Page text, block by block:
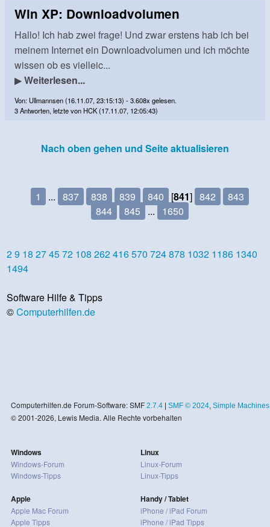
Win XP: Downloadvolumen
Hallo! Ich hab zwei frage! Und zwar erstens hab ich bei
meinem Internet ein Downloadvolumen und ich möchte
wissen ob es vielleic...
▶Weiterlesen...
Von: Ullmannsen (16.11.07, 23:15:13) - 3.608x gelesen.
3 Antworten, letzte von HCK (17.11.07, 12:05:43)
Nach oben gehen und Seite aktualisieren
1 ... 837 838 839 840 [841] 842
843
844
845 ... 1650
29 18 274572 108 262416570 724878 1032 1186 1340
1494
Software Hilfe & Tipps
©Computerhilfen.de
Computerhilfen.de Forum-Software: SMF 2.7.4| SMF © 2024, Simple Machines
© 2001-2026, Lewis Media. Alle Rechte vorbehalten
Windows
Windows-Forum
Windows-Tipps
Apple
Apple Mac Forum
Apple Tipps
Linux
Linux-Forum
Linux-Tipps
Handy / Tablet
iPhone / iPad Forum
iPhone / iPad Tipps